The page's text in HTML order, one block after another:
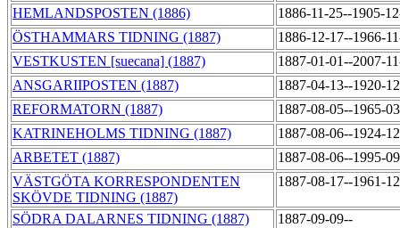
HEMLANDSPOSTEN (1886)
1886-11-25--1905-
ÖSTHAMMARS TIDNING (1887)
1886-12-17--1966-
VESTKUSTEN [suecana] (1887)
1887-01-01--2007-
ANSGARIIPOSTEN (1887)
1887-04-13--1920-
REFORMATORN (1887)
1887-08-05--1965-
KATRINEHOLMS TIDNING (1887)
1887-08-06--1924-
ARBETET (1887)
1887-08-06--1995-
VÄSTGÖTA KORRESPONDENTEN
SKÖVDE TIDNING (1887)
1887-08-17--1961-
SÖDRA DALARNES TIDNING (1887)
1887-09-09--